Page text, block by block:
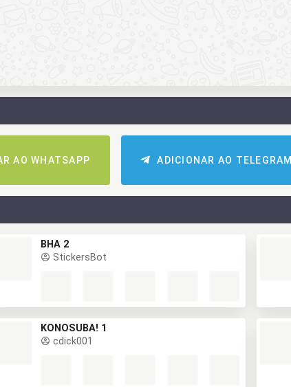
AO WHATSAPP ADICIONAR AO TELEGRAM
BHA 2
StickersBot
KONOSUBA! 1
cdick001